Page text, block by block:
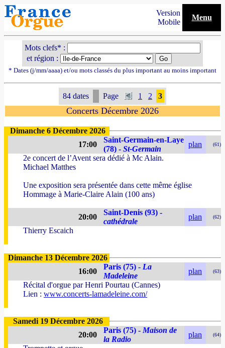
Version
Mobile
Menu
Mots clefs* :
et région :
* Dates (j/mm/aaaa) et/ou mots classés du plus important au moins important
84 dates Page 1 2 3
Concerts Décembre 2026
Dimanche 6 Décembre 2026
17:00
Saint-Germain-en-Laye
(78) - St-Germain
plan (61)
2e concert de l’Avent sera dédié à Mc Alain.
Michael Matthes
Une exposition sera présentée dans cette même église
Hommage à Marie-Claire Alain (100 ans)
20:00
Saint-Denis (93) -
cathédrale
plan (62)
Thierry Escaich
Dimanche 13 Décembre 2026
16:00
Paris (75) - La
Madeleine
plan (63)
Récital d'orgue par Henri Pourtau (Cannes)
Lien : www.concerts-lamadeleine.com/
Samedi 19 Décembre 2026
20:00
Paris (75) - Maison de
la Radio
plan (64)